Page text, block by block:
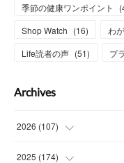
季節の健康ワンポイント
(
Shop Watch (16) わ
Life読者の声 (51) プ
Archives
2026 (107)
(4)
2025 (174)